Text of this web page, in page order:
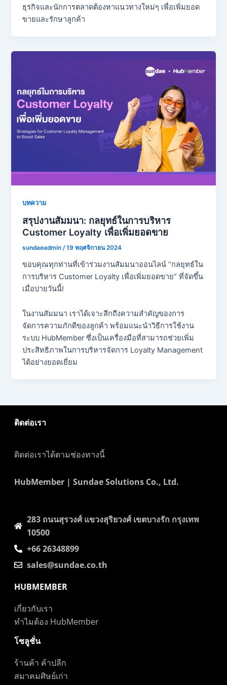
ธุรกิจและนักการตลาดต้องหาแนวทางใหม่ๆ เพื่อเพิ่มยอด
ขายและรักษาลูกค้า
บทความ
สรุปงานสัมมนา: กลยุทธ์ในการบริหาร
Customer Loyalty เพื่อเพิ่มยอดขาย
sundaeadmin /19 พฤศจิกายน 2024
ขอบคุณทุกท่านที่เข้าร่วมงานสัมมนาออนไลน์ “กลยุทธ์ใน
การบริหาร Customer Loyalty เพื่อเพิ่มยอดขาย” ที่จัดขึ้น
เมื่อบ่ายวันนี้!
ในงานสัมมนา เราได้เจาะลึกถึงความสำคัญของการ
จัดการความภักดีของลูกค้า พร้อมแนะนำวิธีการใช้งาน
ระบบ HubMember ซึ่งเป็นเครื่องมือที่สามารถช่วยเพิ่ม
ประสิทธิภาพในการบริหารจัดการ Loyalty Management
ได้อย่างยอดเยี่ยม
ติดต่อเรา
ติดต่อเราได้ตามช่องทางนี้
HubMember | Sundae Solutions Co., Ltd.
283 ถนนสุรวงศ์​ แขวงสุริยวงศ์​ เขตบางรัก กรุงเทพ
10500
+66 26348899
sales@sundae.co.th
HUBMEMBER
เกี่ยวกับเรา
ทำไมต้อง HubMember
โซลูชั่น
ร้านค้า ค้าปลีก
สมาคมศิษย์เก่า